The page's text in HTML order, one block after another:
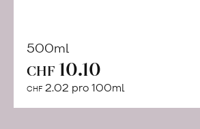
500ml
CHF 10.10
CHF 2.02 pro 100ml
Warenkorb